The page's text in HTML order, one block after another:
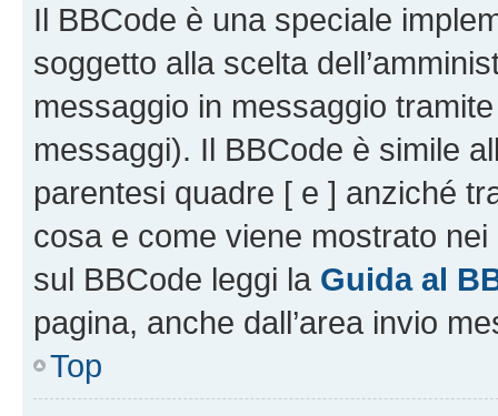
Il BBCode è una speciale
soggetto alla scelta
messaggio in messaggio
messaggi). Il BBCode è simile
parentesi quadre [ e ] anziché
cosa e come viene mostrato
sul BBCode leggi la Guida al
pagina, anche dall’area invio
Top